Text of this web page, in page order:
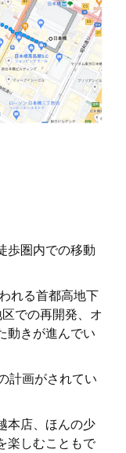
歩圏内での移動
れる首都高地下
での再開発、オ
動きが進んでい
計画がされてい
本店、ほんの少
楽しむこともで